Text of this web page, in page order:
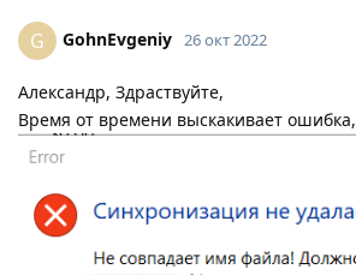
G GohnEvgeniy 26 окт 2022
Александр, Здраствуйте,
Время от времени выскакивает ошибка,